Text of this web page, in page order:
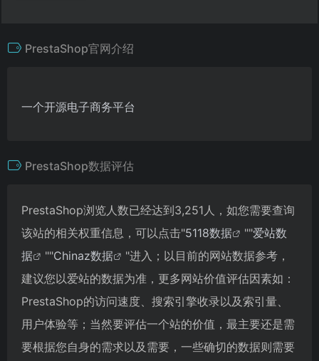
PrestaShop官网介绍
一个开源电子商务平台
PrestaShop数据评估
PrestaShop浏览人数已经达到3,251人，如您需要查询
该站的相关权重信息，可以点击"5118数据 ""爱站数
据
""Chinaz数据
"进入；以目前的网站数据参考，
建议您以爱站的数据为准，更多网站价值评估因素如：
PrestaShop的访问速度、搜索引擎收录以及索引量、
用户体验等；当然要评估一个站的价值，最主要还是需
要根据您自身的需求以及需要，一些确切的数据则需要